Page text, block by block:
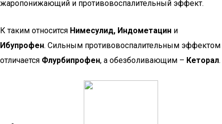
жаропонижающий и противовоспалительный эффект.
К таким относится Нимесулид, Индометацин и
Ибупрофен. Сильным противовоспалительным эффектом
отличается Флурбипрофен, а обезболивающим – Кеторал.